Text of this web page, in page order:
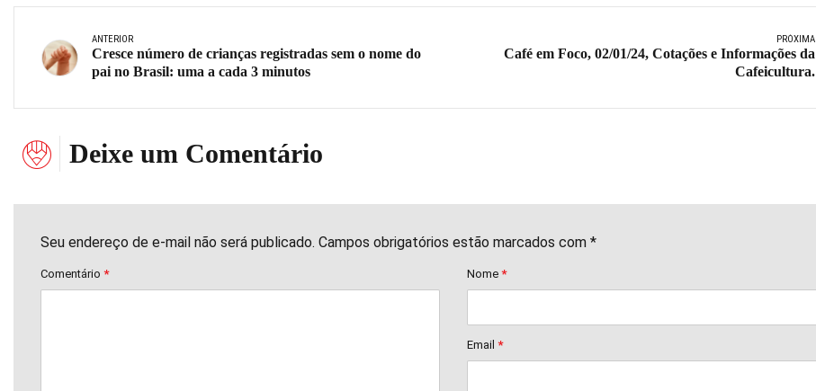
ANTERIOR
Cresce número de crianças registradas sem o nome do
pai no Brasil: uma a cada 3 minutos
PRÓXIMA
Café em Foco, 02/01/24, Cotações e Informações da
Cafeicultura.
Deixe um Comentário
Seu endereço de e-mail não será publicado. Campos obrigatórios estão marcados com *
Comentário * Nome *
Email *